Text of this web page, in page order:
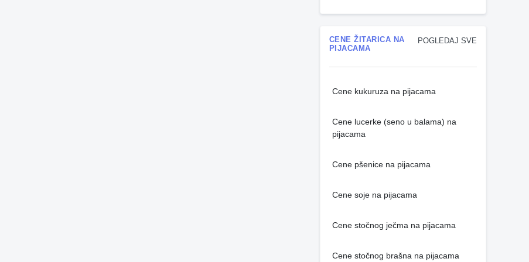
POGLEDAJ SVE
CENE ŽITARICA NA
PIJACAMA
Cene kukuruza na pijacama
Cene lucerke (seno u balama) na
pijacama
Cene pšenice na pijacama
Cene soje na pijacama
Cene stočnog ječma na pijacama
Cene stočnog brašna na pijacama